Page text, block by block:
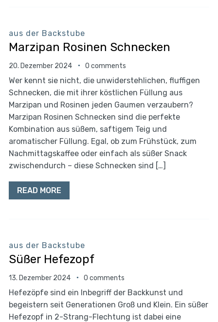
aus der Backstube
Marzipan Rosinen Schnecken
20. Dezember 2024 0 comments
Wer kennt sie nicht, die unwiderstehlichen, fluffigen
Schnecken, die mit ihrer köstlichen Füllung aus
Marzipan und Rosinen jeden Gaumen verzaubern?
Marzipan Rosinen Schnecken sind die perfekte
Kombination aus süßem, saftigem Teig und
aromatischer Füllung. Egal, ob zum Frühstück, zum
Nachmittagskaffee oder einfach als süßer Snack
zwischendurch – diese Schnecken sind […]
READ MORE
aus der Backstube
Süßer Hefezopf
13. Dezember 2024 0 comments
Hefezöpfe sind ein Inbegriff der Backkunst und
begeistern seit Generationen Groß und Klein. Ein süßer
Hefezopf in 2-Strang-Flechtung ist dabei eine